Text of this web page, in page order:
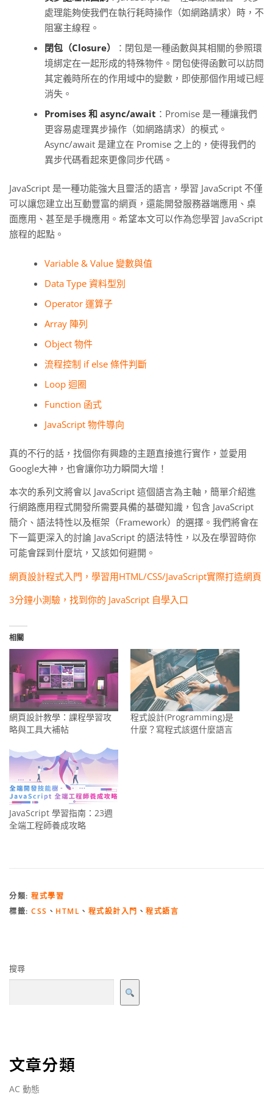
處理能夠使我們在執行耗時操作（如網路請求）時，不
阻塞主線程。
閉包（Closure）
：閉包是一種函數與其相關的參照環
境綁定在一起形成的特殊物件。閉包使得函數可以訪問
其定義時所在的作用域中的變數，即使那個作用域已經
消失。
Promises 和 async/await ：Promise 是一種讓我們
更容易處理異步操作（如網路請求）的模式。
Async/await 是建立在 Promise 之上的，使得我們的
異步代碼看起來更像同步代碼。
JavaScript 是一種功能強大且靈活的語言，學習 JavaScript 不僅
可以讓您建立出互動豐富的網頁，還能開發服務器端應用、桌
面應用、甚至是手機應用。希望本文可以作為您學習 JavaScript
旅程的起點。
Variable & Value 變數與值
Data Type 資料型別
Operator 運算子
Array 陣列
Object 物件
流程控制 if else 條件判斷
Loop 迴圈
Function 函式
JavaScript 物件導向
真的不行的話，找個你有興趣的主題直接進行實作，並愛用
Google大神，也會讓你功力瞬間大增！
本次的系列文將會以 JavaScript 這個語言為主軸，簡單介紹進
行網路應用程式開發所需要具備的基礎知識，包含 JavaScript
簡介、語法特性以及框架（Framework）的選擇。我們將會在
下一篇更深入的討論 JavaScript 的語法特性，以及在學習時你
可能會踩到什麼坑，又該如何避開。
網頁設計程式入門，學習用HTML/CSS/JavaScript實際打造網頁
3分鐘小測驗，找到你的 JavaScript 自學入口
相關
網頁設計教學：課程學習攻
略與工具大補帖
程式設計(Programming)是
什麼？寫程式該選什麼語言
JavaScript 學習指南：23週
全端工程師養成攻略
分類: 程式學習
標籤: CSS 、 HTML 、 程式設計入門 、 程式語言
搜尋
文章分類
AC 動態